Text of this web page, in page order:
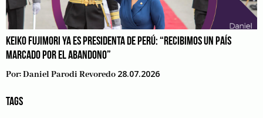
KEIKO FUJIMORI YA ES PRESIDENTA DE PERÚ: “RECIBIMOS UN PAÍS
MARCADO POR EL ABANDONO”
Por:Daniel Parodi Revoredo 28.07.2026
TAGS